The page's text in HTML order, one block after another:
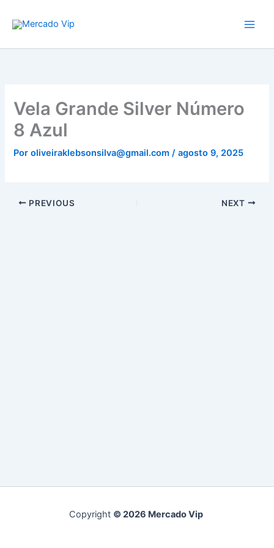
para
conteúdo
Vela Grande Silver Número
8 Azul
Poroliveiraklebsonsilva@gmail.com/agosto 9, 2025
PREVIOUS NEXT
Copyright © 2026 Mercado Vip